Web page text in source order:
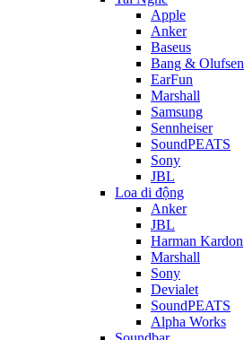
Apple
Anker
Baseus
Bang & Olufsen
EarFun
Marshall
Samsung
Sennheiser
SoundPEATS
Sony
JBL
Loa di động
Anker
JBL
Harman Kardon
Marshall
Sony
Devialet
SoundPEATS
Alpha Works